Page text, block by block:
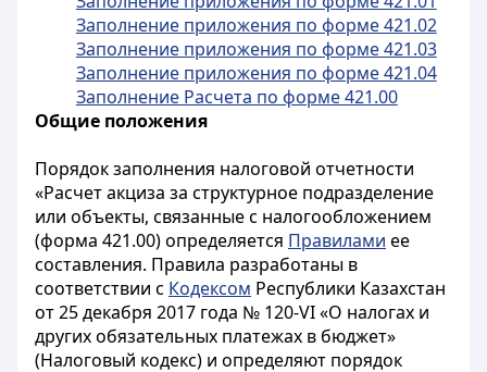
Заполнение приложения по форме 421.02
Заполнение приложения по форме 421.03
Заполнение приложения по форме 421.04
Заполнение Расчета по форме 421.00
Общие положения
Порядок заполнения налоговой отчетности
«Расчет акциза за структурное подразделение
или объекты, связанные с налогообложением
(форма 421.00) определяется Правилами ее
составления. Правила разработаны в
соответствии с Кодексом Республики Казахстан
от 25 декабря 2017 года № 120-VI «О налогах и
других обязательных платежах в бюджет»
(Налоговый кодекс) и определяют порядок